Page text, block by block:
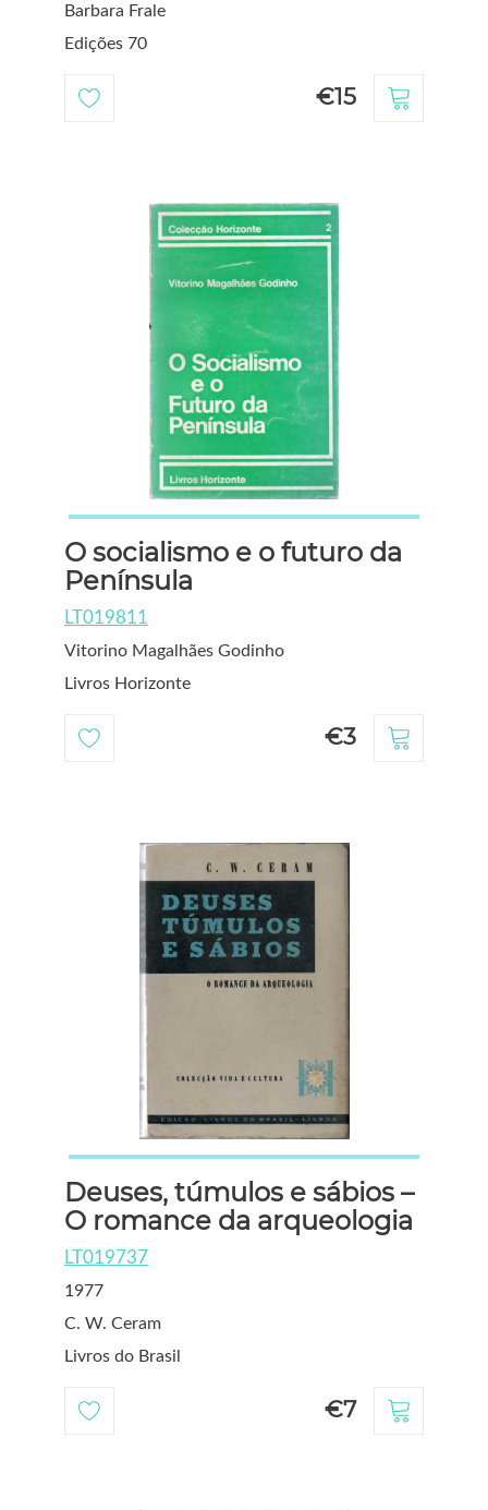
Barbara Frale
Edições 70
€15
O socialismo e o futuro da
Península
LT019811
Vitorino Magalhães Godinho
Livros Horizonte
€3
Deuses, túmulos e sábios –
O romance da arqueologia
LT019737
1977
C. W. Ceram
Livros do Brasil
€7